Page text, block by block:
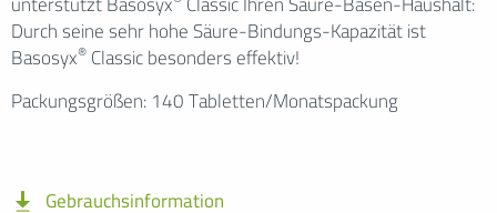
Durch seine sehr hohe Säure-Bindungs-Kapazität ist
Basosyx® Classic besonders effektiv!
Packungsgrößen: 140 Tabletten/Monatspackung
Gebrauchsinformation